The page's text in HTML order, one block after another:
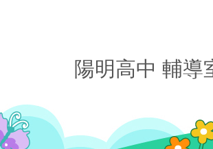
陽明高中 輔導